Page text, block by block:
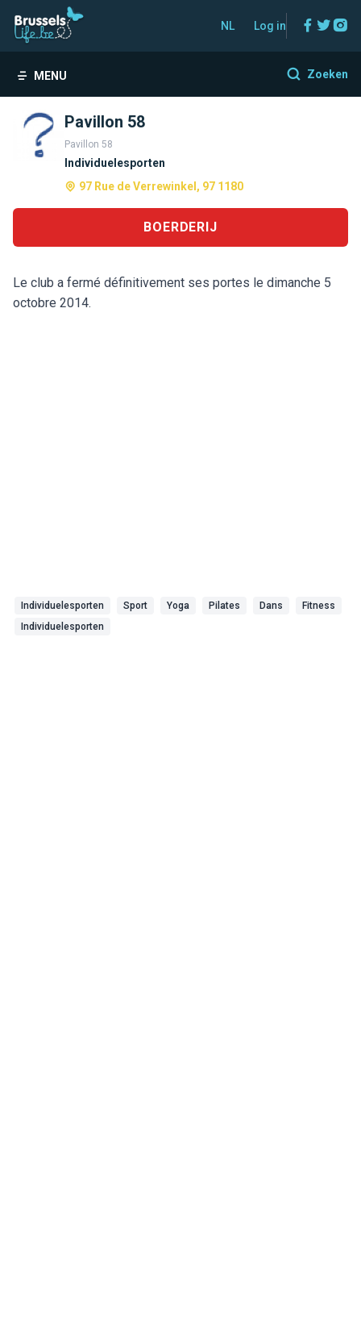
NL Log in
MENU Zoeken
Pavillon 58
Pavillon 58
Individuelesporten
97 Rue de Verrewinkel, 97 1180
BOERDERIJ
Le club a fermé définitivement ses portes le dimanche 5
octobre 2014.
Individuelesporten Sport Yoga Pilates Dans
Fitness
Individuelesporten